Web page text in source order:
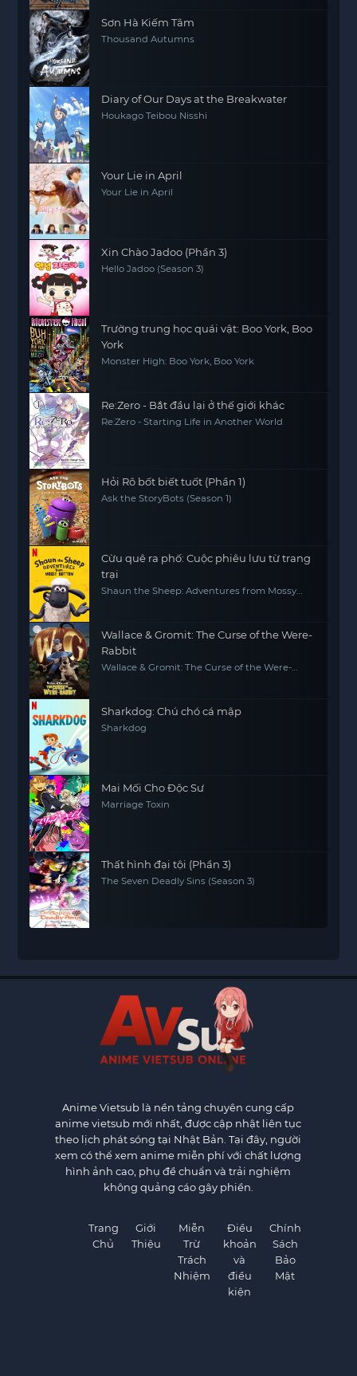
Sơn Hà Kiếm Tâm
Thousand Autumns
Diary of Our Days at the Breakwater
Houkago Teibou Nisshi
Your Lie in April
Your Lie in April
Xin Chào Jadoo (Phần 3)
Hello Jadoo (Season 3)
Trường trung học quái vật: Boo York, Boo
York
Monster High: Boo York, Boo York
Re:Zero - Bắt đầu lại ở thế giới khác
Re:Zero - Starting Life in Another World
Hỏi Rô bốt biết tuốt (Phần 1)
Ask the StoryBots (Season 1)
Cừu quê ra phố: Cuộc phiêu lưu từ trang
trại
Shaun the Sheep: Adventures from Mossy
Wallace & Gromit: The Curse of the Were-
Rabbit
Wallace & Gromit: The Curse of the Were-
Sharkdog: Chú chó cá mập
Sharkdog
Mai Mối Cho Độc Sư
Marriage Toxin
Thất hình đại tội (Phần 3)
The Seven Deadly Sins (Season 3)
Anime Vietsub là nền tảng chuyên cung cấp
anime vietsub mới nhất, được cập nhật liên tục
theo lịch phát sóng tại Nhật Bản. Tại đây, người
xem có thể xem anime miễn phí với chất lượng
hình ảnh cao, phụ đề chuẩn và trải nghiệm
không quảng cáo gây phiền.
Trang
Chủ
Giới
Thiệu
Miễn
Trừ
Trách
Nhiệm
Điều
khoản
và
điều
kiện
Chính
Sách
Bảo
Mật